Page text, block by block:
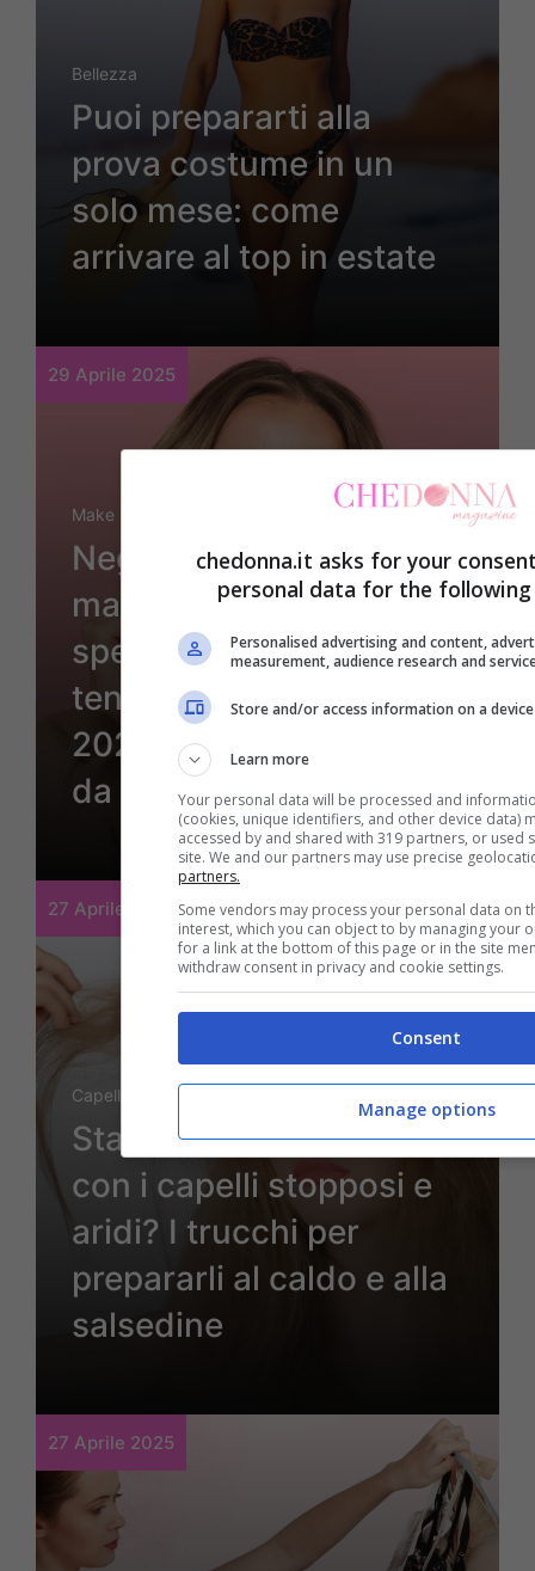
Bellezza
Puoi prepararti alla
prova costume in un
solo mese: come
arrivare al top in estate
29 Aprile 2025
Make Up
Negata per il makeup
ma hai voglia di
sperimentare? Queste
tendenze beauty estate
2025 sono super facili
da replicare
27 Aprile 2025
Capelli
Stanca di finire l’estate
con i capelli stopposi e
aridi? I trucchi per
prepararli al caldo e alla
salsedine
27 Aprile 2025
chedonna.it asks for your
personal data for the following
Personalised advertising and content,
measurement, audience research and
Store and/or access information on a device
Learn more
Your personal data will be processed and
(cookies, unique identifiers, and other device data)
accessed by and shared with 319 partners, or used
site. We and our partners may use precise
partners.
Some vendors may process your personal data on
interest, which you can object to by managing your
for a link at the bottom of this page or in the site
withdraw consent in privacy and cookie settings.
Consent
Manage options